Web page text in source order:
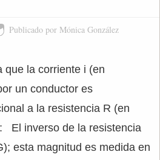
Publicado por Mónica González
que la corriente i (en
un conductor es
a la resistencia R (en
El inverso de la resistencia
esta magnitud es medida en